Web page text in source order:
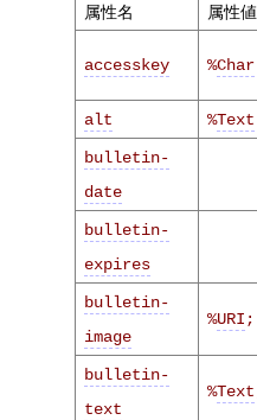
属性名 属性値
accesskey %Char
alt
%Text
bulletin-
date
bulletin-
expires
bulletin-
image
%URI ;
bulletin-
text
%Text